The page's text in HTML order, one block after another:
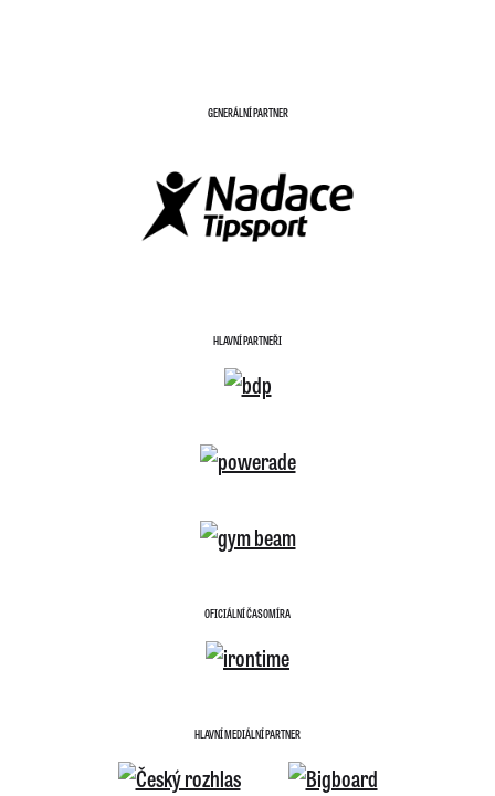
GENERÁLNÍ PARTNER
HLAVNÍ PARTNEŘI
OFICIÁLNÍ ČASOMÍRA
HLAVNÍ MEDIÁLNÍ PARTNER